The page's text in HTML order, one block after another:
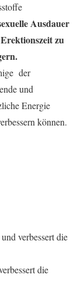
Ausdauer
zu
der
und
Energie
können.
verbessert die
die